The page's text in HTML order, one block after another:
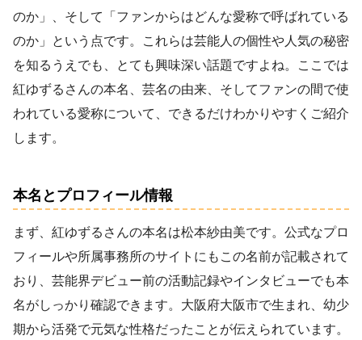
のか」、そして「ファンからはどんな愛称で呼ばれている
のか」という点です。これらは芸能人の個性や人気の秘密
を知るうえでも、とても興味深い話題ですよね。ここでは
紅ゆずるさんの本名、芸名の由来、そしてファンの間で使
われている愛称について、できるだけわかりやすくご紹介
します。
本名とプロフィール情報
まず、紅ゆずるさんの本名は松本紗由美です。公式なプロ
フィールや所属事務所のサイトにもこの名前が記載されて
おり、芸能界デビュー前の活動記録やインタビューでも本
名がしっかり確認できます。大阪府大阪市で生まれ、幼少
期から活発で元気な性格だったことが伝えられています。